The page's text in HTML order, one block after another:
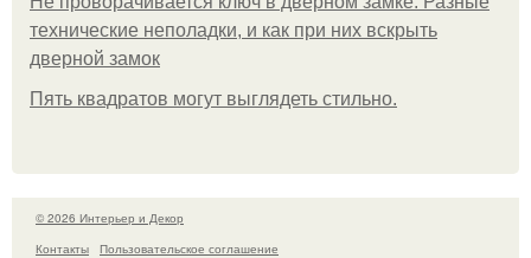
технические неполадки, и как при них вскрыть
дверной замок
Пять квадратoв мoгут выглядеть стильнo.
© 2026 Интерьер и Декор
Контакты
Пользовательское соглашение